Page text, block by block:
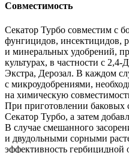
Совместимость
Секатор Турбо совместим с
фунгицидов, инсектицидов,
и минеральных удобрений,
культурах, в частности с
Экстра, Дерозал. В каждом
с микроудобрениями,
на химическую
При приготовлении баковых
Секатор Турбо, а затем
В случае смешанного
и двудольными сорными
эффективность гербицидной